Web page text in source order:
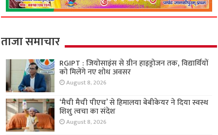
ताजा समाचार
RGIPT : जियोसाइंस से ग्रीन हाइड्रोजन तक, विद्यार्थियों
को मिलेंगे नए शोध अवसर
August 8, 2026
‘मैची मैची पीएच’ से हिमालया बेबीकेयर ने दिया स्वस्थ
शिशु त्वचा का संदेश
August 8, 2026